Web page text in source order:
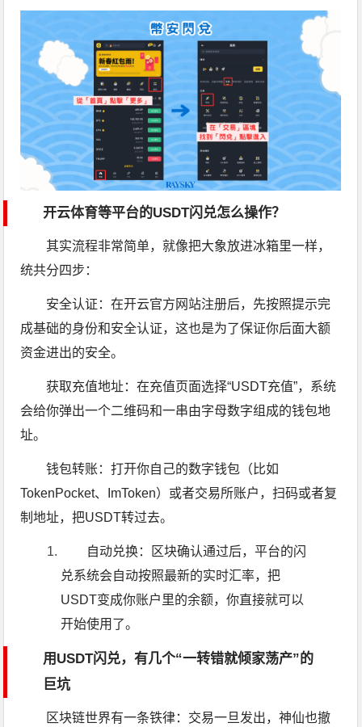
开云体育等平台的USDT闪兑怎么操作？
其实流程非常简单，就像把大象放进冰箱里一样，
统共分四步：
安全认证：在开云官方网站注册后，先按照提示完
成基础的身份和安全认证，这也是为了保证你后面大额
资金进出的安全。
获取充值地址：在充值页面选择“USDT充值”，系统
会给你弹出一个二维码和一串由字母数字组成的钱包地
址。
钱包转账：打开你自己的数字钱包（比如
TokenPocket、ImToken）或者交易所账户，扫码或者复
制地址，把USDT转过去。
自动兑换：区块确认通过后，平台的闪
兑系统会自动按照最新的实时汇率，把
USDT变成你账户里的余额，你直接就可以
开始使用了。
用USDT闪兑，有几个“一转错就倾家荡产”的
巨坑
区块链世界有一条铁律：交易一旦发出，神仙也撤